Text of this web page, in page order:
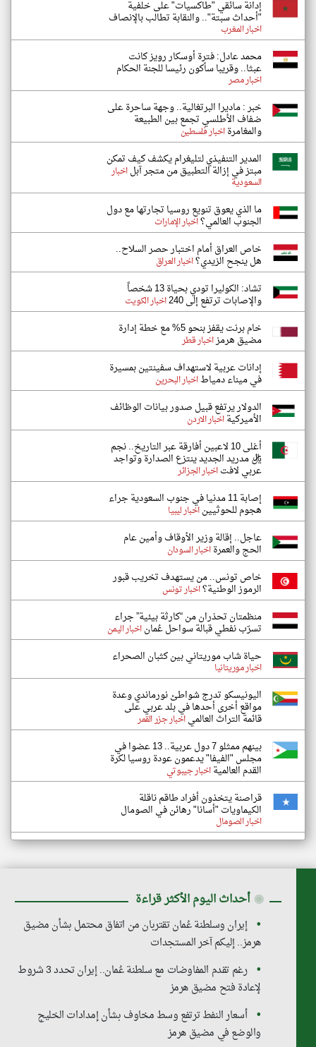
إدانة سائقي "طاكسيات" على خلفية
"أحداث سبتة".. والنقابة تطالب بالإنصاف
اخبار المغرب
محمد عادل: فترة أوسكار رويز كانت
عبثا.. وقريبا سأكون رئيسا للجنة الحكام
اخبار مصر
خبر : ماديرا البرتغالية.. وجهة ساحرة على
ضفاف الأطلسي تجمع بين الطبيعة
والمغامرةاخبار فلسطين
المدير التنفيذي لتليغرام يكشف كيف تمكن
مبتز في إزالة التطبيق من متجر آبلاخبار
السعودية
ما الذي يعوق تنويع روسيا تجارتها مع دول
الجنوب العالمي؟اخبار الإمارات
خاص العراق أمام اختبار حصر السلاح..
هل ينجح الزيدي؟اخبار العراق
تشاد: الكوليرا تودي بحياة 13 شخصاً
والإصابات ترتفع إلى 240 اخبار الكويت
خام برنت يقفز بنحو 5% مع خطة إدارة
مضيق هرمزاخبار قطر
إدانات عربية لاستهداف سفينتين بمسيرة
في ميناء دمياطاخبار البحرين
الدولار يرتفع قبيل صدور بيانات الوظائف
الأميركيةاخبار الاردن
أغلى 10 لاعبين أفارقة عبر التاريخ.. نجم
ريال مدريد الجديد ينتزع الصدارة وتواجد
عربي لافتاخبار الجزائر
إصابة 11 مدنيا في جنوب السعودية جراء
هجوم للحوثييناخبار ليبيا
عاجل.. إقالة وزير الأوقاف وأمين عام
الحج والعمرةاخبار السودان
خاص تونس.. من يستهدف تخريب قبور
الرموز الوطنية؟اخبار تونس
منظمتان تحذران من “كارثة بيئية” جراء
تسرّب نفطي قبالة سواحل عُماناخبار اليمن
حياة شاب موريتاني بين كثبان الصحراء
اخبار موريتانيا
اليونيسكو تدرج شواطئ نورماندي وعدة
مواقع أخرى أحدها في بلد عربي على
قائمة التراث العالمياخبار جزر القمر
بينهم ممثلو 7 دول عربية.. 13 عضوا في
مجلس "الفيفا" يدعمون عودة روسيا لكرة
القدم العالميةاخبار جيبوتي
قراصنة يتخذون أفراد طاقم ناقلة
الكيماويات "أسانا" رهائن في الصومال
اخبار الصومال
◉ أحداث اليوم الأكثر قراءة
إيران وسلطنة عُمان تقتربان من اتفاق محتمل بشأن مضيق
هرمز.. إليكم آخر المستجدات
رغم تقدم المفاوضات مع سلطنة عُمان.. إيران تحدد 3 شروط
لإعادة فتح مضيق هرمز
أسعار النفط ترتفع وسط مخاوف بشأن إمدادات الخليج
والوضع في مضيق هرمز